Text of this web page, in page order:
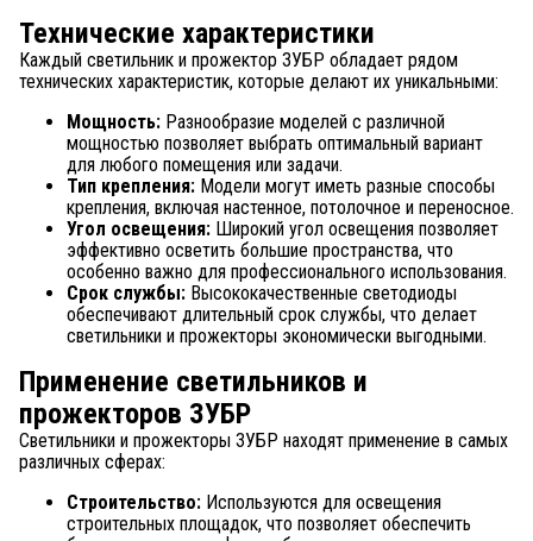
Технические характеристики
Каждый светильник и прожектор ЗУБР обладает рядом
технических характеристик, которые делают их уникальными:
Мощность: Разнообразие моделей с различной
мощностью позволяет выбрать оптимальный вариант
для любого помещения или задачи.
Тип крепления: Модели могут иметь разные способы
крепления, включая настенное, потолочное и переносное.
Угол освещения: Широкий угол освещения позволяет
эффективно осветить большие пространства, что
особенно важно для профессионального использования.
Срок службы: Высококачественные светодиоды
обеспечивают длительный срок службы, что делает
светильники и прожекторы экономически выгодными.
Применение светильников и
прожекторов ЗУБР
Светильники и прожекторы ЗУБР находят применение в самых
различных сферах:
Строительство: Используются для освещения
строительных площадок, что позволяет обеспечить